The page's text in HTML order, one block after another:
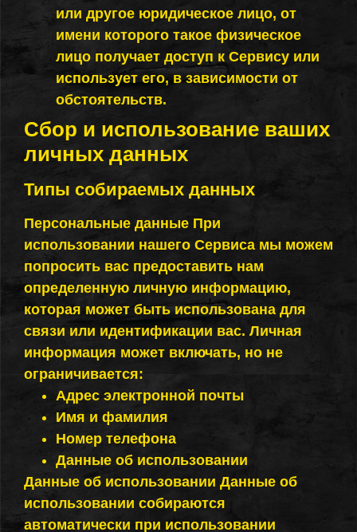
или другое юридическое лицо, от
имени которого такое физическое
лицо получает доступ к Сервису или
использует его, в зависимости от
обстоятельств.
Сбор и использование ваших
личных данных
Типы собираемых данных
Персональные данные При
использовании нашего Сервиса мы можем
попросить вас предоставить нам
определенную личную информацию,
которая может быть использована для
связи или идентификации вас. Личная
информация может включать, но не
ограничивается:
Адрес электронной почты
Имя и фамилия
Номер телефона
Данные об использовании
Данные об использовании Данные об
использовании собираются
автоматически при использовании